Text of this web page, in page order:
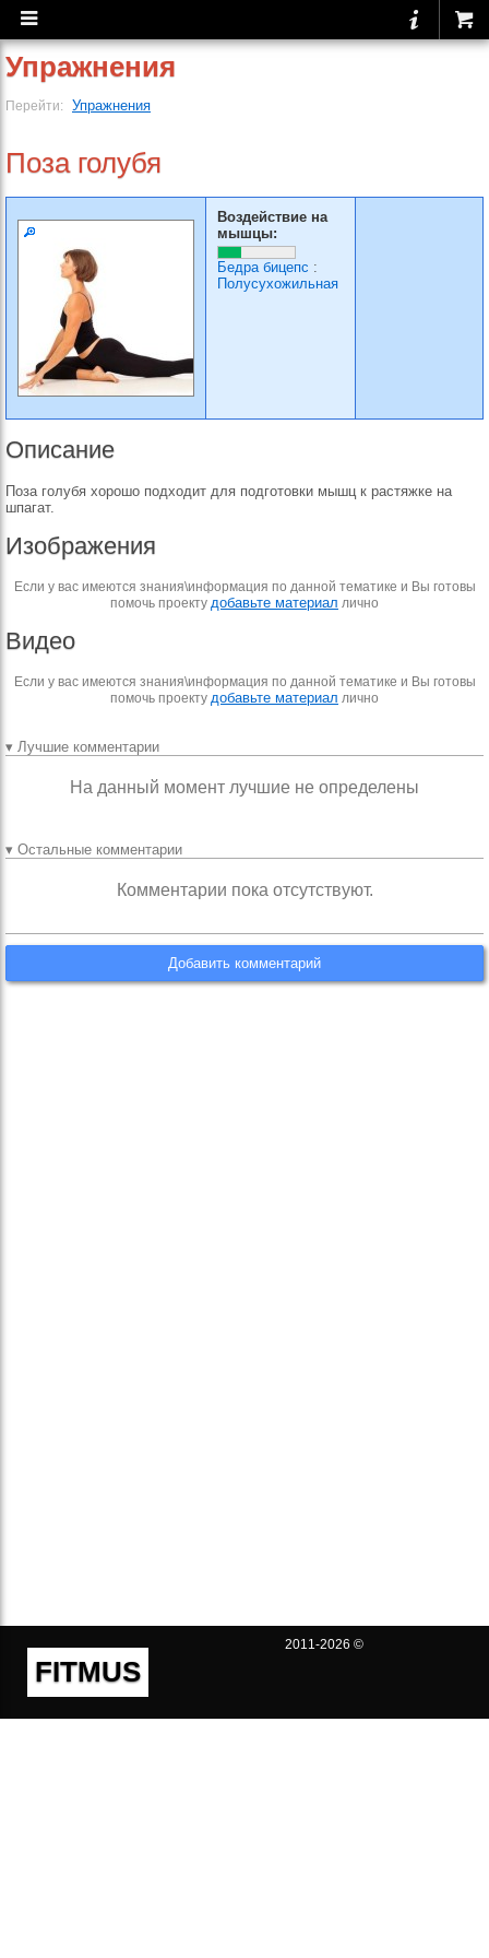
Упражнения
Перейти: Упражнения
Поза голубя
Воздействие на
мышцы:
Бедра бицепс :
Полусухожильная
Описание
Поза голубя хорошо подходит для подготовки мышц к растяжке на
шпагат.
Изображения
Если у вас имеются знания\информация по данной тематике и Вы готовы
помочь проекту добавьте материал лично
Видео
Если у вас имеются знания\информация по данной тематике и Вы готовы
помочь проекту добавьте материал лично
▾ Лучшие комментарии
На данный момент лучшие не определены
▾ Остальные комментарии
Комментарии пока отсутствуют.
Добавить комментарий
FITMUS
2011-2026 ©